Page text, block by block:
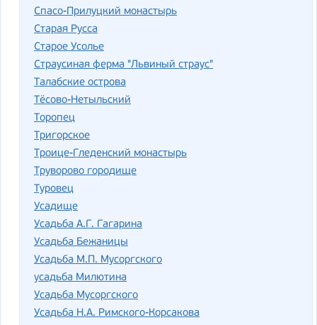
Спасо-Прилуцкий монастырь
Старая Русса
Старое Усолье
Страусиная ферма "Львиный страус"
Талабские острова
Тёсово-Нетыльский
Торопец
Тригорское
Троице-Гледенский монастырь
Труворово городище
Туровец
Усадище
Усадьба А.Г. Гагарина
Усадьба Бежаницы
Усадьба М.П. Мусоргского
усадьба Милютина
Усадьба Мусоргского
Усадьба Н.А. Римского-Корсакова